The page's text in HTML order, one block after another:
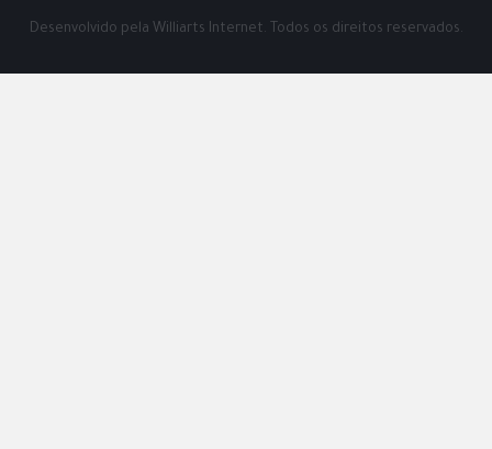
Desenvolvido pela Williarts Internet. Todos os direitos reservados.